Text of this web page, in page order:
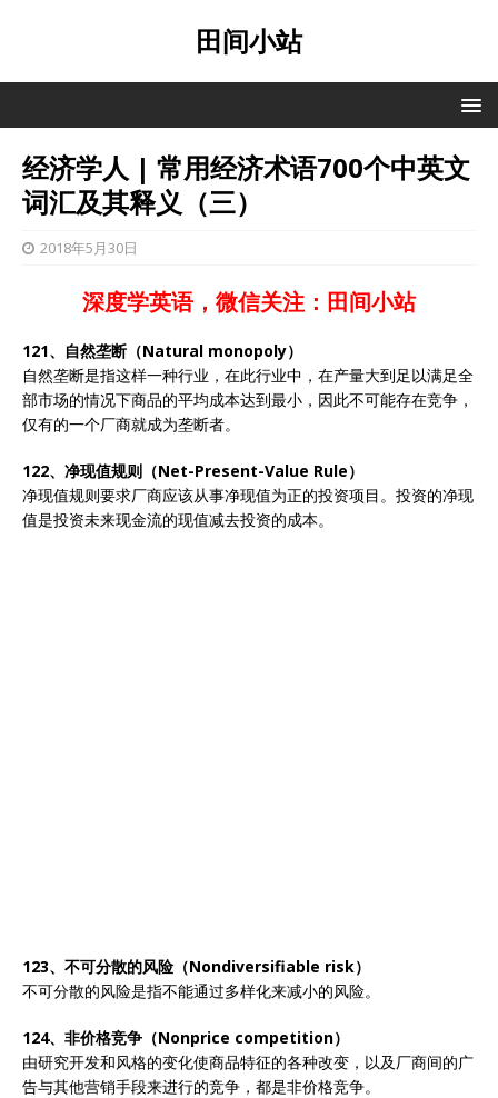
田间小站
经济学人 | 常用经济术语700个中英文
词汇及其释义（三）
2018年5月30日
深度学英语，微信关注：田间小站
121、自然垄断（Natural monopoly）
自然垄断是指这样一种行业，在此行业中，在产量大到足以满足全
部市场的情况下商品的平均成本达到最小，因此不可能存在竞争，
仅有的一个厂商就成为垄断者。
122、净现值规则（Net-Present-Value Rule）
净现值规则要求厂商应该从事净现值为正的投资项目。投资的净现
值是投资未来现金流的现值减去投资的成本。
123、不可分散的风险（Nondiversifiable risk）
不可分散的风险是指不能通过多样化来减小的风险。
124、非价格竞争（Nonprice competition）
由研究开发和风格的变化使商品特征的各种改变，以及厂商间的广
告与其他营销手段来进行的竞争，都是非价格竞争。